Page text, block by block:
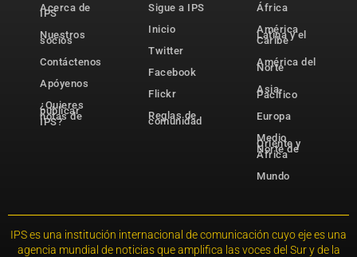
Acerca de
IPS
Nuestros
socios
Contáctenos
Apóyenos
¿Quieres
publicar
notas de
IPS?
Sigue a IPS
Inicio
Twitter
Facebook
Flickr
Reglas de
comunidad
África
América
Latina y el
Caribe
América del
Norte
Asia-
Pacífico
Europa
Medio
Oriente y
Norte de
África
Mundo
IPS es una institución internacional de comunicación cuyo eje es una
agencia mundial de noticias que amplifica las voces del Sur y de la